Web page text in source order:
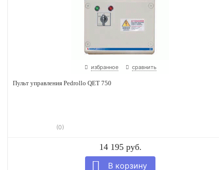
избранное сравнить
Пульт управления Pedrollo QET 750
(0)
14 195 руб.